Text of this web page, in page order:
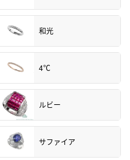
和光
4℃
ルビー
サファイア